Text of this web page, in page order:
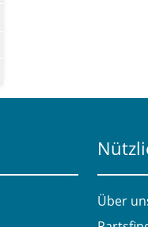
Über